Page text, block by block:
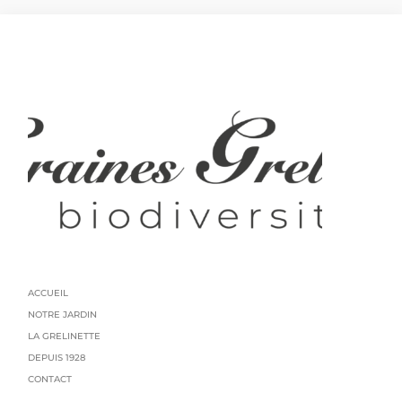
ACCUEIL
NOTRE JARDIN
LA GRELINETTE
DEPUIS 1928
CONTACT